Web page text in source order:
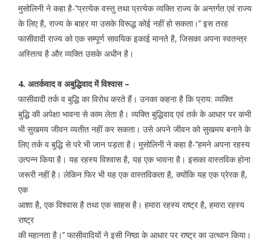
मुसोलिनी ने कहा है-’’प्रत्येक वस्तु तथा प्रत्येक व्यक्ति राज्य के अन्तर्गत एवं राज्य
के लिए है, राज्य के बाहर या उसके विरूद्ध कोई नहीं हो सकता।’’ इस तरह
फासीवादी राज्य को एक सम्पूर्ण सावयिक इकाई मानते है, जिसका अपना स्वतन्त्र
अस्तित्व है और व्यक्ति उसके अधीन है।
4. अतर्कवाद व अबुद्धिवाद में विश्वास –
फासीवादी तर्क व बुद्धि का विरोध करते हैं। उनका कहना है कि प्राय: व्यक्ति
बुद्धि की अपेक्षा भावना से काम लेता है। व्यक्ति बुद्धिवाद एवं तर्क के आधार पर कभी
भी सुखमय जीवन व्यतीत नहीं कर सकता। उसे अपने जीवन को सुखमय बनाने के
लिए तर्क व बुद्धि से परे भी जान पड़ता है। मुसोलिनी ने कहा है-’’हमने अपना रहस्य
उत्पन्न किया है। यह रहस्य विश्वास है, यह एक भावना है। इसका वास्तविक होना
जरूरी नहीं है। लेकिन फिर भी यह एक वास्तविकता है, क्योंकि यह एक प्रेरक है,
एक
आशा है, एक विश्वास है तथा एक साहस है। हमारा रहस्य राष्ट्र है, हमारा रहस्य
राष्ट्र
की महानता है।’’ फासीवादियों ने इसी निष्ठा के आधार पर राष्ट्र का उत्थान किया।